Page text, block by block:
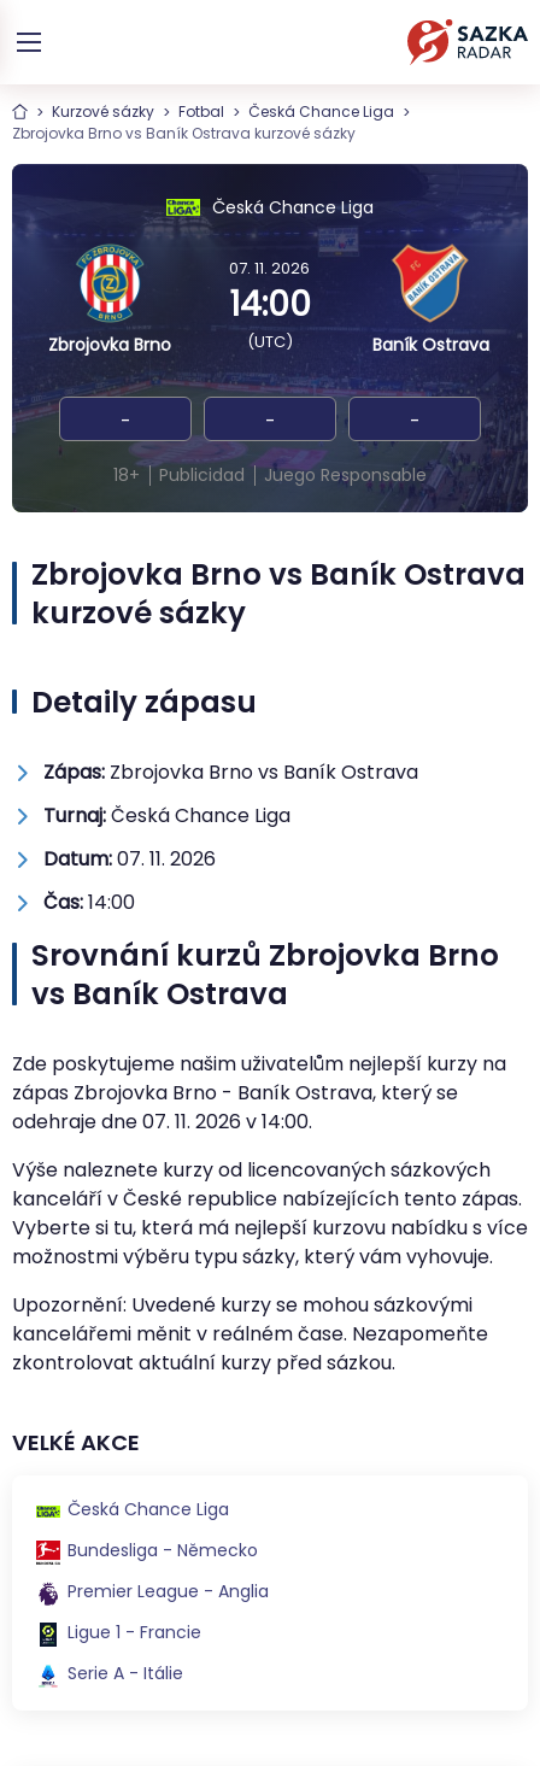
Kurzové sázky Fotbal
Česká Chance Liga
Zbrojovka Brno vs Baník Ostrava kurzové sázky
Česká Chance Liga
Zbrojovka Brno
07. 11. 2026
14:00
(UTC) Baník Ostrava
- - -
18+ Publicidad Juego Responsable
Zbrojovka Brno vs Baník Ostrava
kurzové sázky
Detaily zápasu
Zápas: Zbrojovka Brno vs Baník Ostrava
Turnaj:Česká Chance Liga
Datum:07. 11. 2026
Čas:14:00
Srovnání kurzů Zbrojovka Brno
vs Baník Ostrava
Zde poskytujeme našim uživatelům nejlepší kurzy na
zápas Zbrojovka Brno - Baník Ostrava, který se
odehraje dne07. 11. 2026v14:00.
Výše naleznete kurzy od licencovaných sázkových
kanceláří v České republice nabízejících tento zápas.
Vyberte si tu, která má nejlepší kurzovu nabídku s více
možnostmi výběru typu sázky, který vám vyhovuje.
Upozornění: Uvedené kurzy se mohou sázkovými
kancelářemi měnit v reálném čase. Nezapomeňte
zkontrolovat aktuální kurzy před sázkou.
VELKÉ AKCE
Česká Chance Liga
Bundesliga - Německo
Premier League - Anglia
Ligue 1 - Francie
Serie A - Itálie